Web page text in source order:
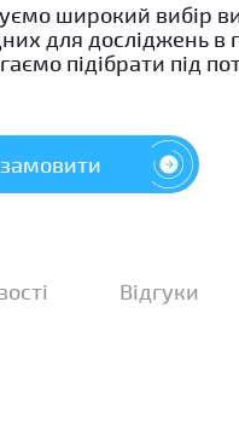
широкий вибір
для досліджень в
підібрати під
Відгуки